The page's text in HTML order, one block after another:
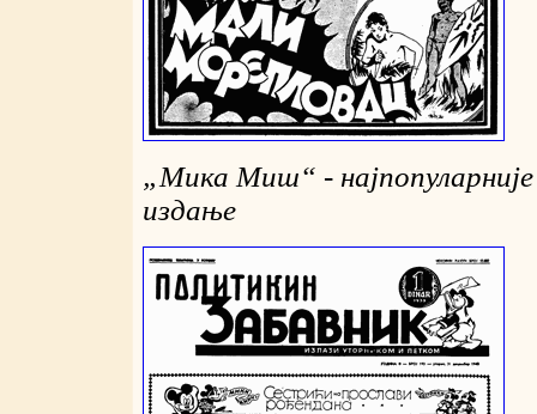
„ Мика Миш“ -
издање